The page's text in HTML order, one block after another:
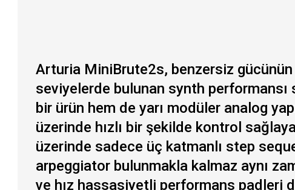
Arturia MiniBrute2s, benzersiz gücünün
seviyelerde bulunan synth performansı
bir ürün hem de yarı modüler analog
üzerinde hızlı bir şekilde kontrol
üzerinde sadece üç katmanlı step
arpeggiator bulunmakla kalmaz aynı
ve hız hassasiyetli performans padleri